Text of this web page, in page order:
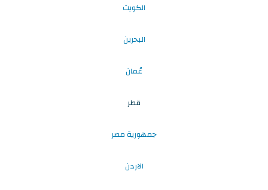
الكويت
البحرين
عُمان
قطر
جمهورية مصر
الاردن